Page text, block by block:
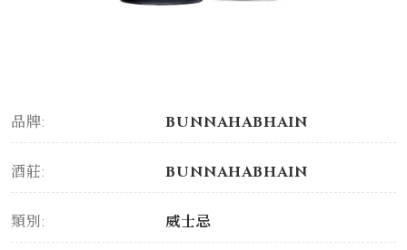
品牌: BUNNAHABHAIN
酒莊: BUNNAHABHAIN
類別: 威士忌